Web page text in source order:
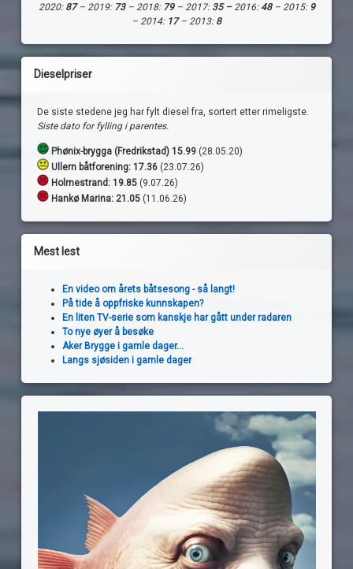
2020: 87– 2019: 73– 2018: 79– 2017: 35 – 2016:48– 2015: 9
– 2014: 17– 2013: 8
Dieselpriser
De siste stedene jeg har fylt diesel fra, sortert etter rimeligste.
Siste dato for fylling i parentes.
Phønix-brygga (Fredrikstad) 15.99 (28.05.20)
Ullern båtforening: 17.36 (23.07.26)
Holmestrand: 19.85 (9.07.26)
Hankø Marina: 21.05 (11.06.26)
Mest lest
En video om årets båtsesong - så langt!
På tide å oppfriske kunnskapen?
En liten TV-serie som kanskje har gått under radaren
To nye øyer å besøke
Aker Brygge i gamle dager...
Langs sjøsiden i gamle dager